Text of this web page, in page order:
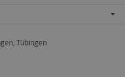
Tübingen